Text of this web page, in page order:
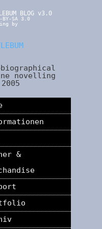
BLOG v3.0
BY-SA 3.0
by
&